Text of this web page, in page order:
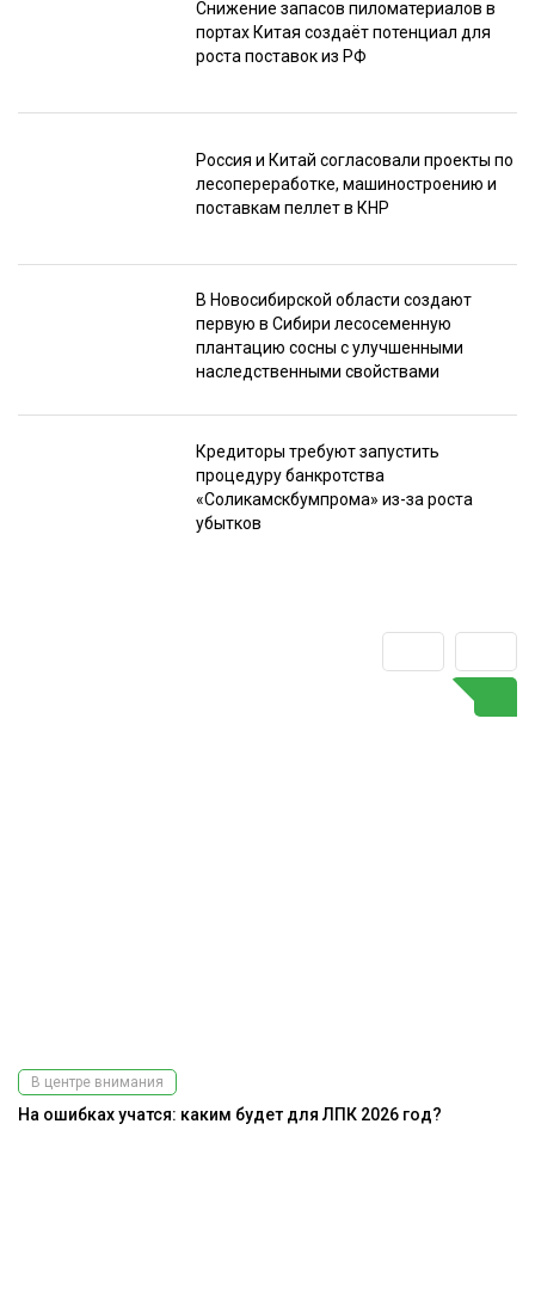
Снижение запасов пиломатериалов в
портах Китая создаёт потенциал для
роста поставок из РФ
Россия и Китай согласовали проекты по
лесопереработке, машиностроению и
поставкам пеллет в КНР
В Новосибирской области создают
первую в Сибири лесосеменную
плантацию сосны с улучшенными
наследственными свойствами
Кредиторы требуют запустить
процедуру банкротства
«Соликамскбумпрома» из-за роста
убытков
В центре внимания
На ошибках учатся: каким будет для ЛПК 2026 год?